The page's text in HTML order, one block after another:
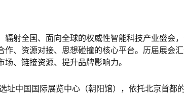
辐射全国、面向全球的权威性智能科技产业盛会，
作、资源对接、思想碰撞的核心平台。历届展会
场、链接资源、提升品牌影响力。
址中国国际展览中心（朝阳馆），依托北京首